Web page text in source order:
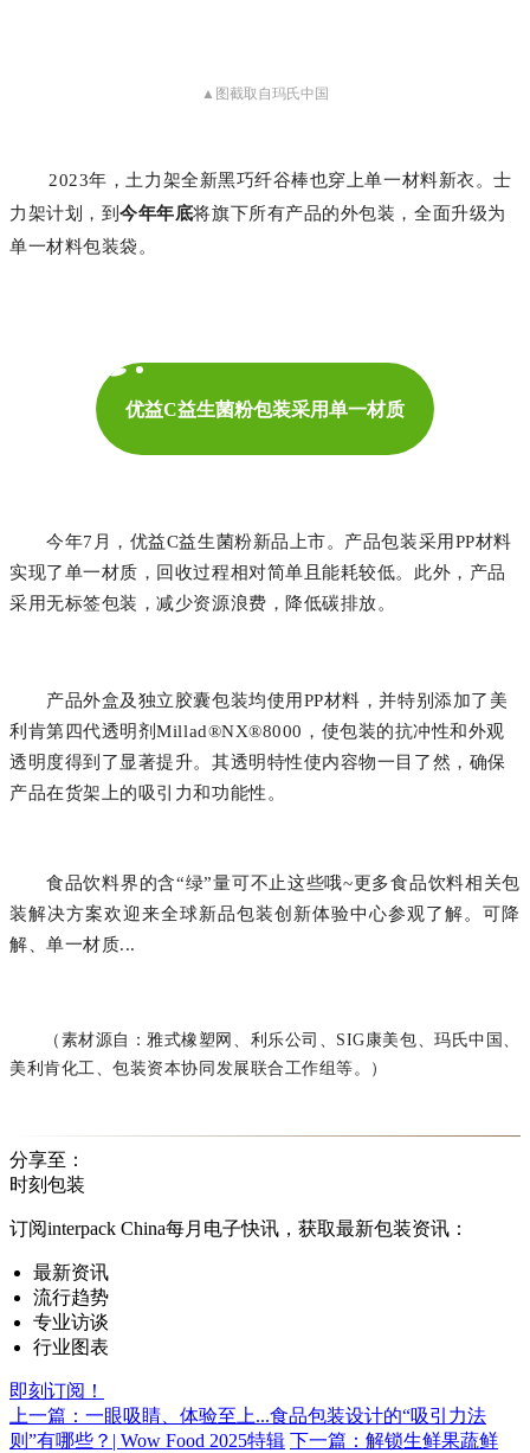
▲图截取自玛氏中国
2023年，土力架全新黑巧纤谷棒也穿上单一材料新衣。士
力架计划，到今年年底将旗下所有产品的外包装，全面升级为
单一材料包装袋。
优益C益生菌粉包装采用单一材质
今年7月，优益C益生菌粉新品上市。产品包装采用PP材料
实现了单一材质，回收过程相对简单且能耗较低。此外，产品
采用无标签包装，减少资源浪费，降低碳排放。
产品外盒及独立胶囊包装均使用PP材料，并特别添加了美
利肯第四代透明剂Millad®NX®8000，使包装的抗冲性和外观
透明度得到了显著提升。其透明特性使内容物一目了然，确保
产品在货架上的吸引力和功能性。
食品饮料界的含“绿”量可不止这些哦~更多食品饮料相关包
装解决方案欢迎来全球新品包装创新体验中心参观了解。可降
解、单一材质...
（素材源自：雅式橡塑网、利乐公司、SIG康美包、玛氏中国、
美利肯化工、包装资本协同发展联合工作组等。）
分享至：
时刻包装
订阅interpack China每月电子快讯，获取最新包装资讯：
最新资讯
流行趋势
专业访谈
行业图表
即刻订阅！
上一篇：一眼吸睛、体验至上...食品包装设计的“吸引力法
则”有哪些？| Wow Food 2025特辑 下一篇：解锁生鲜果蔬鲜